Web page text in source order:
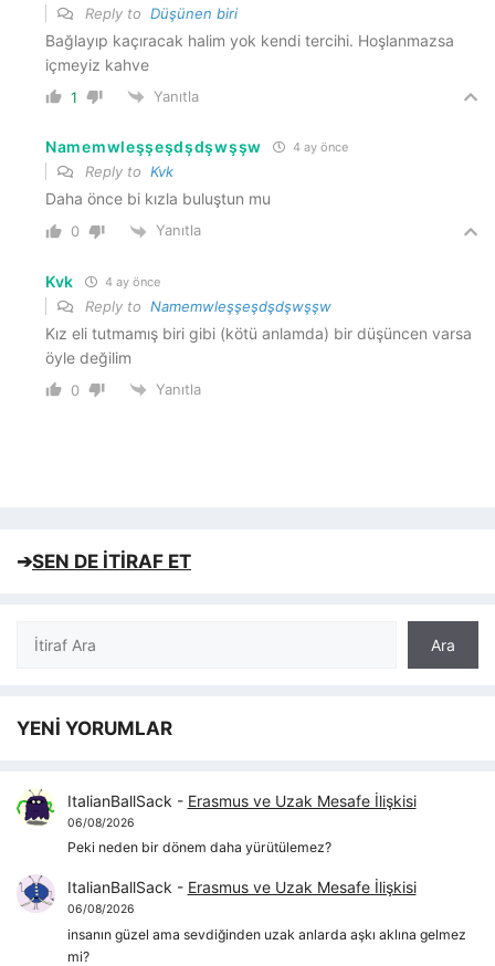
Reply to Düşünen biri
Bağlayıp kaçıracak halim yok kendi tercihi. Hoşlanmazsa
içmeyiz kahve
1 Yanıtla
Namemwleşşeşdşdşwşşw 4 ay önce
Reply to Kvk
Daha önce bi kızla buluştun mu
0 Yanıtla
Kvk 4 ay önce
Reply to Namemwleşşeşdşdşwşşw
Kız eli tutmamış biri gibi (kötü anlamda) bir düşüncen varsa
öyle değilim
0 Yanıtla
➔SEN DE İTİRAF ET
Ara
Ara
YENİ YORUMLAR
ItalianBallSack - Erasmus ve Uzak Mesafe İlişkisi
06/08/2026
Peki neden bir dönem daha yürütülemez?
ItalianBallSack - Erasmus ve Uzak Mesafe İlişkisi
06/08/2026
insanın güzel ama sevdiğinden uzak anlarda aşkı aklına gelmez
mi?